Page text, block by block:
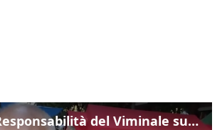
Gualtieri: "Responsabilità del Viminale su Spin Time? La posizione dei partiti è nota"